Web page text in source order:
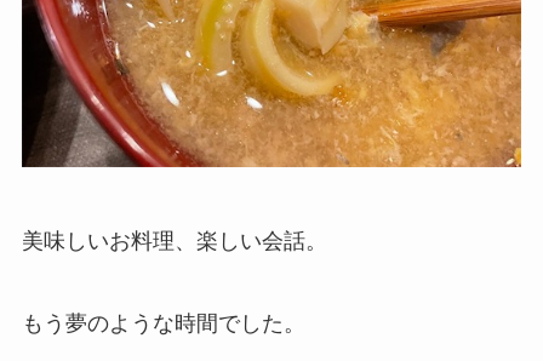
美味しいお料理、楽しい会話。
もう夢のような時間でした。